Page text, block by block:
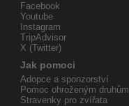
Facebook
Youtube
Instagram
TripAdvisor
X (Twitter)
Jak pomoci
Adopce a sponzorství
Pomoc ohroženým druhům
Stravenky pro zvířata